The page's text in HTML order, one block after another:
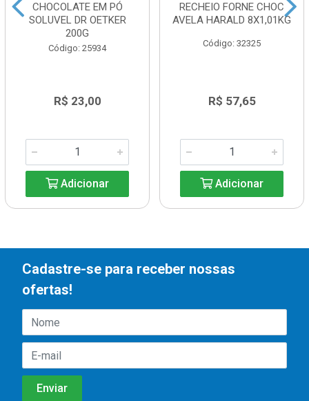
CHOCOLATE EM PÓ
SOLUVEL DR OETKER
200G
Código: 25934
R$ 23,00
Adicionar
RECHEIO FORNE CHOC
AVELA HARALD 8X1,01KG
Código: 32325
R$ 57,65
Adicionar
Cadastre-se para receber nossas
ofertas!